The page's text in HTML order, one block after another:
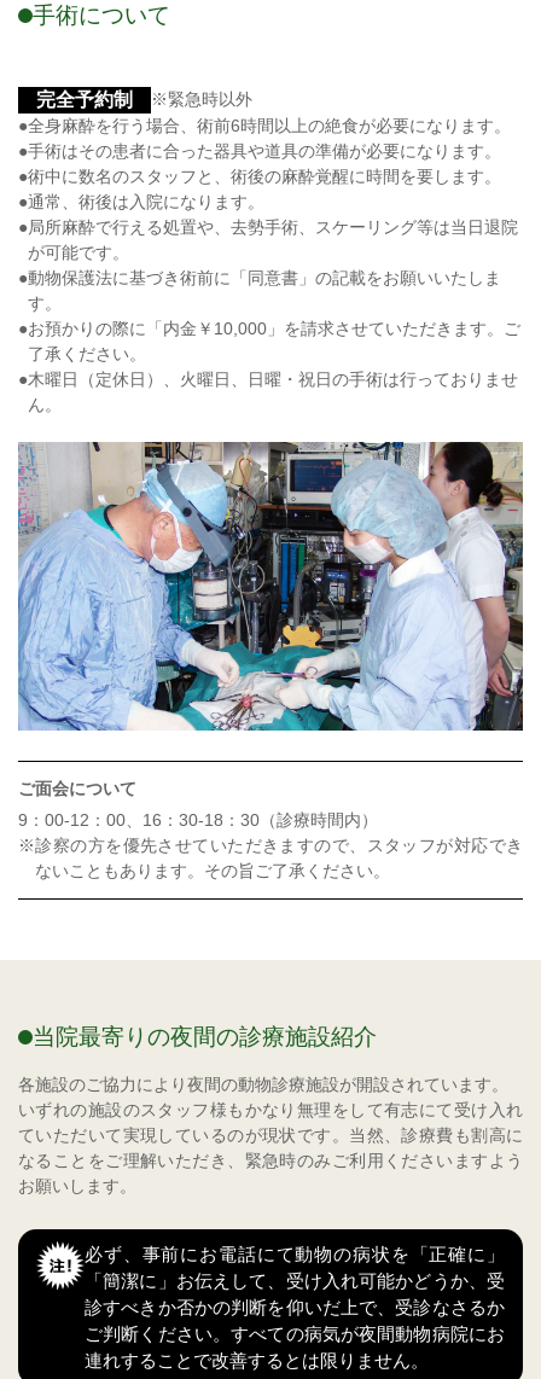
手術について
完全予約制
※緊急時以外
全身麻酔を行う場合、術前6時間以上の絶食が必要になります。
手術はその患者に合った器具や道具の準備が必要になります。
術中に数名のスタッフと、術後の麻酔覚醒に時間を要します。
通常、術後は入院になります。
局所麻酔で行える処置や、去勢手術、スケーリング等は当日退院
が可能です。
動物保護法に基づき術前に「同意書」の記載をお願いいたしま
す。
お預かりの際に「内金￥10,000」を請求させていただきます。ご
了承ください。
木曜日（定休日）、火曜日、日曜・祝日の手術は行っておりませ
ん。
ご面会について
9：00-12：00、16：30-18：30（診療時間内）
※診察の方を優先させていただきますので、スタッフが対応でき
ないこともあります。その旨ご了承ください。
当院最寄りの夜間の診療施設紹介
各施設のご協力により夜間の動物診療施設が開設されています。
いずれの施設のスタッフ様もかなり無理をして有志にて受け入れ
ていただいて実現しているのが現状です。当然、診療費も割高に
なることをご理解いただき、緊急時のみご利用くださいますよう
お願いします。
必ず、事前にお電話にて動物の病状を「正確に」
「簡潔に」お伝えして、受け入れ可能かどうか、受
診すべきか否かの判断を仰いだ上で、受診なさるか
ご判断ください。すべての病気が夜間動物病院にお
連れすることで改善するとは限りません。